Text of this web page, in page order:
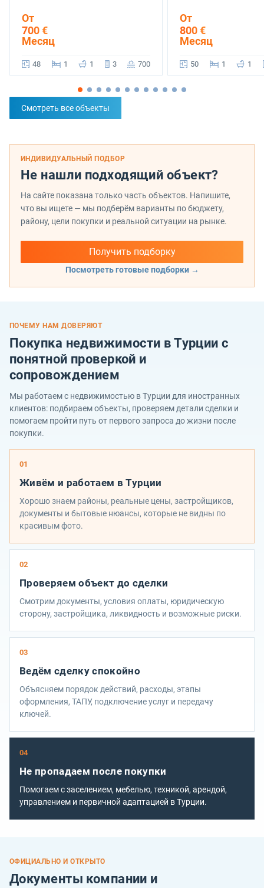
От
700 €
Месяц
48 1 1 3 700
От
800 €
Месяц
50 1 1
Смотреть все объекты
ИНДИВИДУАЛЬНЫЙ ПОДБОР
Не нашли подходящий объект?
На сайте показана только часть объектов. Напишите,
что вы ищете — мы подберём варианты по бюджету,
району, цели покупки и реальной ситуации на рынке.
Получить подборку
Посмотреть готовые подборки →
ПОЧЕМУ НАМ ДОВЕРЯЮТ
Покупка недвижимости в Турции с
понятной проверкой и
сопровождением
Мы работаем с недвижимостью в Турции для иностранных
клиентов: подбираем объекты, проверяем детали сделки и
помогаем пройти путь от первого запроса до жизни после
покупки.
01
Живём и работаем в Турции
Хорошо знаем районы, реальные цены, застройщиков,
документы и бытовые нюансы, которые не видны по
красивым фото.
02
Проверяем объект до сделки
Смотрим документы, условия оплаты, юридическую
сторону, застройщика, ликвидность и возможные риски.
03
Ведём сделку спокойно
Объясняем порядок действий, расходы, этапы
оформления, ТАПУ, подключение услуг и передачу
ключей.
04
Не пропадаем после покупки
Помогаем с заселением, мебелью, техникой, арендой,
управлением и первичной адаптацией в Турции.
ОФИЦИАЛЬНО И ОТКРЫТО
Документы компании и